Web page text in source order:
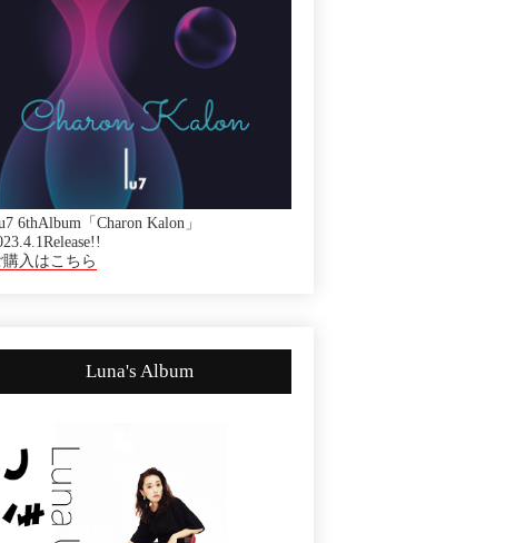
6thAlbum「Charon Kalon」
購入はこちら
Luna's Album